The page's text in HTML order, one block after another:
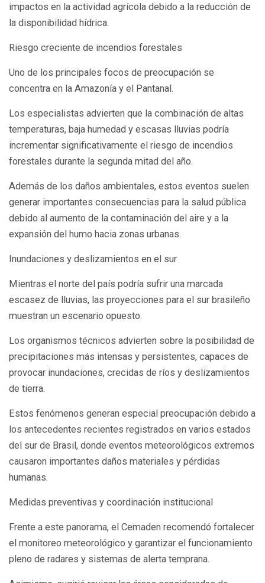
impactos en la actividad agrícola debido a la reducción de
la disponibilidad hídrica.
Riesgo creciente de incendios forestales
Uno de los principales focos de preocupación se
concentra en la Amazonía y el Pantanal.
Los especialistas advierten que la combinación de altas
temperaturas, baja humedad y escasas lluvias podría
incrementar significativamente el riesgo de incendios
forestales durante la segunda mitad del año.
Además de los daños ambientales, estos eventos suelen
generar importantes consecuencias para la salud pública
debido al aumento de la contaminación del aire y a la
expansión del humo hacia zonas urbanas.
Inundaciones y deslizamientos en el sur
Mientras el norte del país podría sufrir una marcada
escasez de lluvias, las proyecciones para el sur brasileño
muestran un escenario opuesto.
Los organismos técnicos advierten sobre la posibilidad de
precipitaciones más intensas y persistentes, capaces de
provocar inundaciones, crecidas de ríos y deslizamientos
de tierra.
Estos fenómenos generan especial preocupación debido a
los antecedentes recientes registrados en varios estados
del sur de Brasil, donde eventos meteorológicos extremos
causaron importantes daños materiales y pérdidas
humanas.
Medidas preventivas y coordinación institucional
Frente a este panorama, el Cemaden recomendó fortalecer
el monitoreo meteorológico y garantizar el funcionamiento
pleno de radares y sistemas de alerta temprana.